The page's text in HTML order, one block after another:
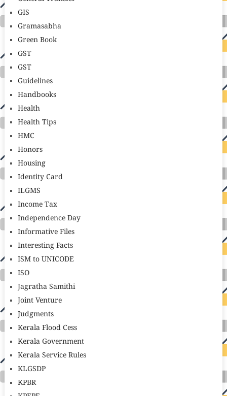
GIS
Gramasabha
Green Book
GST
GST
Guidelines
Handbooks
Health
Health Tips
HMC
Honors
Housing
Identity Card
ILGMS
Income Tax
Independence Day
Informative Files
Interesting Facts
ISM to UNICODE
ISO
Jagratha Samithi
Joint Venture
Judgments
Kerala Flood Cess
Kerala Government
Kerala Service Rules
KLGSDP
KPBR